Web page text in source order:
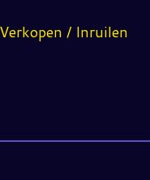
/ Inruilen